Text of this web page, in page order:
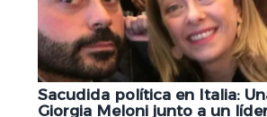
Sacudida política en Italia:
Giorgia Meloni junto a un